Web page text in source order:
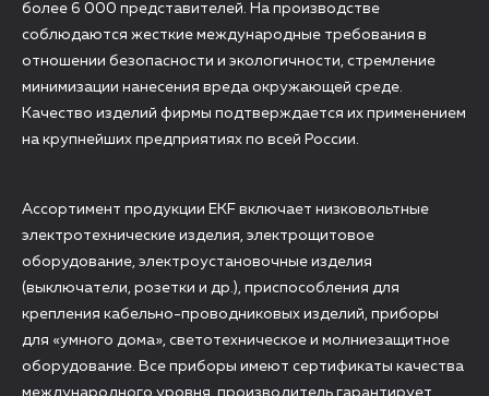
более 6 000 представителей. На производстве
соблюдаются жесткие международные требования в
отношении безопасности и экологичности, стремление
минимизации нанесения вреда окружающей среде.
Качество изделий фирмы подтверждается их применением
на крупнейших предприятиях по всей России.
Ассортимент продукции EKF включает низковольтные
электротехнические изделия, электрощитовое
оборудование, электроустановочные изделия
(выключатели, розетки и др.), приспособления для
крепления кабельно-проводниковых изделий, приборы
для «умного дома», светотехническое и молниезащитное
оборудование. Все приборы имеют сертификаты качества
международного уровня, производитель гарантирует